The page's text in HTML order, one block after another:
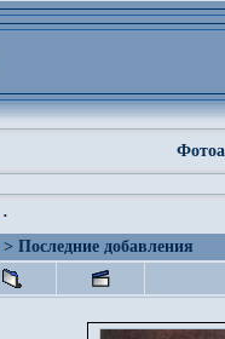
·
> Последние добавления